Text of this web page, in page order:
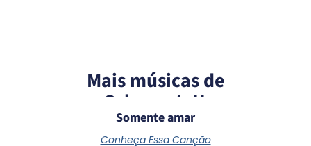
Mais músicas de
Schoenstatt
Somente amar
Conheça Essa Canção